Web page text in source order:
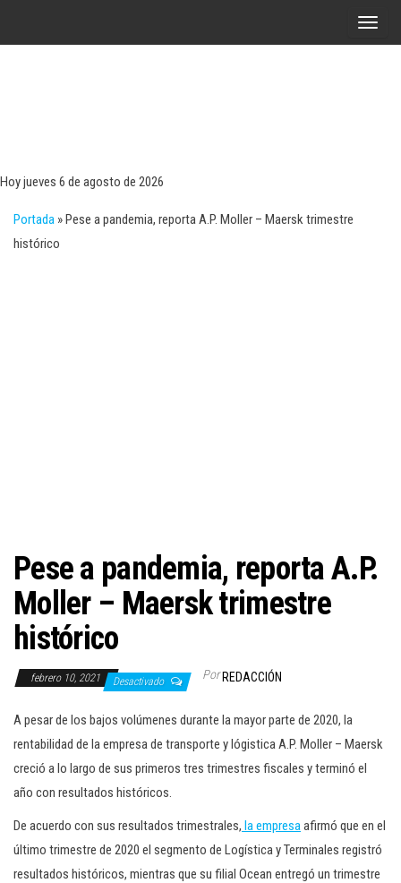
A
Hoy jueves 6 de agosto de 2026
Portada »Pese a pandemia, reporta A.P. Moller – Maersk trimestre
histórico
Pese a pandemia, reporta A.P.
Moller – Maersk trimestre
histórico
febrero 10, 2021 Desactivado Por REDACCIÓN
A pesar de los bajos volúmenes durante la mayor parte de 2020, la
rentabilidad de la empresa de transporte y lógistica A.P. Moller – Maersk
creció a lo largo de sus primeros tres trimestres fiscales y terminó el
año con resultados históricos.
De acuerdo con sus resultados trimestrales, la empresaafirmó que en el
último trimestre de 2020 el segmento de Logística y Terminales registró
resultados históricos, mientras que su filial Ocean entregó un trimestre